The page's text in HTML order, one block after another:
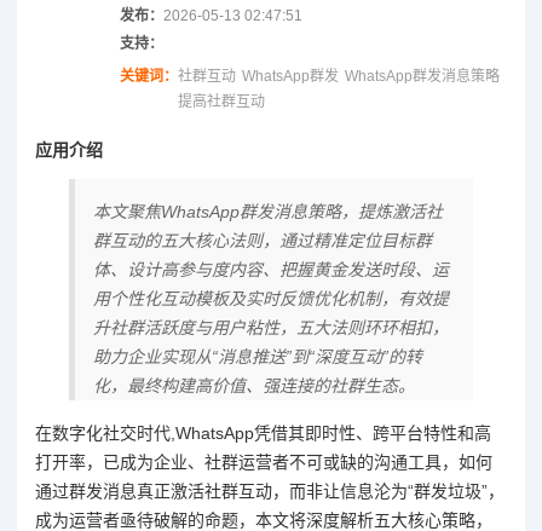
发布： 2026-05-13 02:47:51
支持：
关键词： 社群互动 WhatsApp群发 WhatsApp群发消息策略
提高社群互动
应用介绍
本文聚焦WhatsApp群发消息策略，提炼激活社
群互动的五大核心法则，通过精准定位目标群
体、设计高参与度内容、把握黄金发送时段、运
用个性化互动模板及实时反馈优化机制，有效提
升社群活跃度与用户粘性，五大法则环环相扣，
助力企业实现从“消息推送”到“深度互动”的转
化，最终构建高价值、强连接的社群生态。
在数字化社交时代,WhatsApp凭借其即时性、跨平台特性和高
打开率，已成为企业、社群运营者不可或缺的沟通工具，如何
通过群发消息真正激活社群互动，而非让信息沦为“群发垃圾”，
成为运营者亟待破解的命题，本文将深度解析五大核心策略，